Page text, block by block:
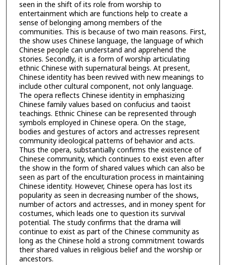
seen in the shift of its role from worship to
entertainment which are functions help to create a
sense of belonging among members of the
communities. This is because of two main reasons. First,
the show uses Chinese language, the language of which
Chinese people can understand and apprehend the
stories. Secondly, it is a form of worship articulating
ethnic Chinese with supernatural beings. At present,
Chinese identity has been revived with new meanings to
include other cultural component, not only language.
The opera reflects Chinese identity in emphasizing
Chinese family values based on confucius and taoist
teachings. Ethnic Chinese can be represented through
symbols employed in Chinese opera. On the stage,
bodies and gestures of actors and actresses represent
community ideological patterns of behavior and acts.
Thus the opera, substantially confirms the existence of
Chinese community, which continues to exist even after
the show in the form of shared values which can also be
seen as part of the enculturation process in maintaining
Chinese identity. However, Chinese opera has lost its
popularity as seen in decreasing number of the shows,
number of actors and actresses, and in money spent for
costumes, which leads one to question its survival
potential. The study confirms that the drama will
continue to exist as part of the Chinese community as
long as the Chinese hold a strong commitment towards
their shared values in religious belief and the worship or
ancestors.